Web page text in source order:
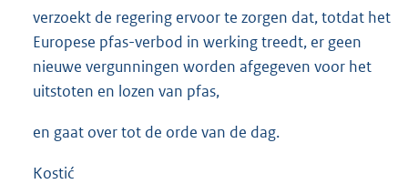
verzoekt de regering ervoor te zorgen dat, totdat het
Europese pfas-verbod in werking treedt, er geen
nieuwe vergunningen worden afgegeven voor het
uitstoten en lozen van pfas,
en gaat over tot de orde van de dag.
Kostić